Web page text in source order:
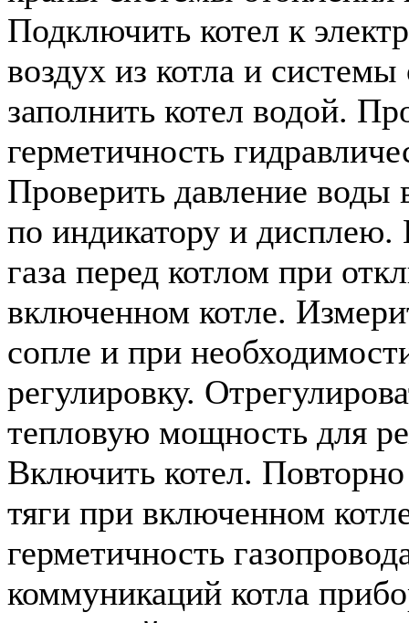
Подключить котел к
воздух из котла и системы
заполнить котел водой.
герметичность
Проверить давление воды
по индикатору и дисплею.
газа перед котлом при
включенном котле.
сопле и при
регулировку.
тепловую мощность для
Включить котел.
тяги при включенном
герметичность
коммуникаций котла